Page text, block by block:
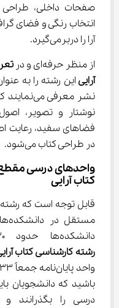
صفحات داخلی،
انتخاب رنگی و فضای
آرا را دربرمی‌گیرد.
از منظر حرفه‌ای و در
آرایی این رشته را به
نوشتار و تصویر،
فضاهای سفید، رعایت
در طراحی کتاب می‌شود.
واحدهای درسی
کتاب آرایی
دانشکده‌ها حدود 130 واحد را به عنوان
رشته کارشناسی کتاب